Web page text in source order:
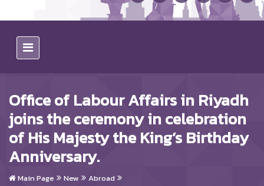
Office of Labour Affairs in Riyadh
joins the ceremony in celebration
of His Majesty the King’s Birthday
Anniversary.
Main Page New Abroad